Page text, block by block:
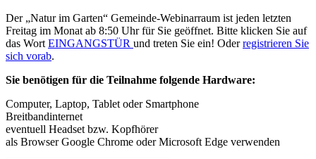
Der „Natur im Garten“ Gemeinde-Webinarraum ist jeden letzten
Freitag im Monat ab 8:50 Uhr für Sie geöffnet. Bitte klicken Sie auf
das Wort EINGANGSTÜR und treten Sie ein! Oderregistrieren Sie
sich vorab.
Sie benötigen für die Teilnahme folgende Hardware:
Computer, Laptop, Tablet oder Smartphone
Breitbandinternet
eventuell Headset bzw. Kopfhörer
als Browser Google Chrome oder Microsoft Edge verwenden